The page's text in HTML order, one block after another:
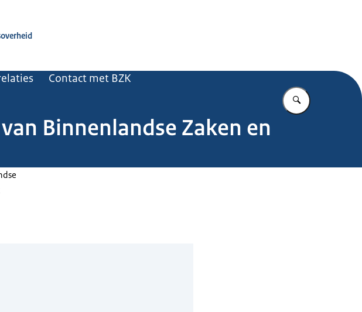
Contact met BZK
Vul in wat u
Binnenlandse Zaken en